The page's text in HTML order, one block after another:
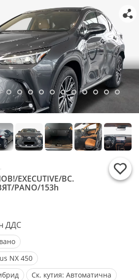
EXECUTIVE/ВС.
PANO/153h
ДДС
NX 450
Ск. кутия: Автоматична